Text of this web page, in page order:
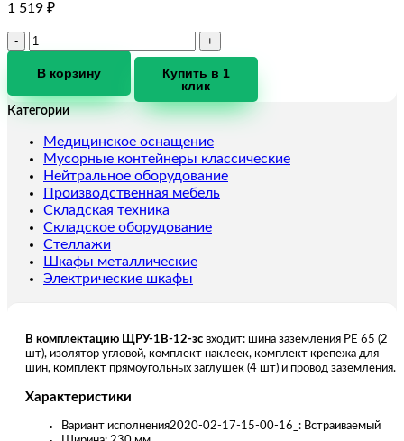
1 519 ₽
Количество
Щит
распределительно-
учетный
зс
В корзину
Купить в 1
клик
Категории
Медицинское оснащение
Мусорные контейнеры классические
Нейтральное оборудование
Производственная мебель
Складская техника
Складское оборудование
Стеллажи
Шкафы металлические
Электрические шкафы
В комплектацию ЩРУ-1В-12-зс входит: шина заземления РЕ 65 (2
шт), изолятор угловой, комплект наклеек, комплект крепежа для
шин, комплект прямоугольных заглушек (4 шт) и провод заземления.
Характеристики
Вариант исполнения2020-02-17-15-00-16_: Встраиваемый